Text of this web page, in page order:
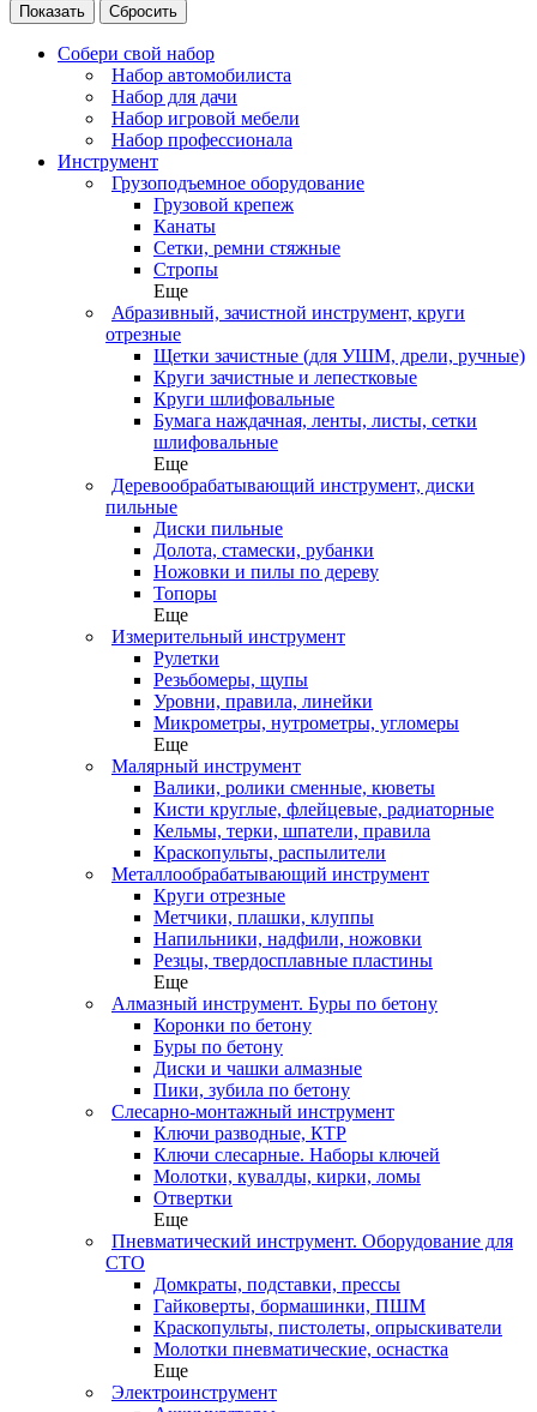
Сбросить
Собери свой набор
Набор автомобилиста
Набор для дачи
Набор игровой мебели
Набор профессионала
Инструмент
Грузоподъемное оборудование
Грузовой крепеж
Канаты
Сетки, ремни стяжные
Стропы
Еще
Абразивный, зачистной инструмент, круги
отрезные
Щетки зачистные (для УШМ, дрели, ручные)
Круги зачистные и лепестковые
Круги шлифовальные
Бумага наждачная, ленты, листы, сетки
шлифовальные
Еще
Деревообрабатывающий инструмент, диски
пильные
Диски пильные
Долота, стамески, рубанки
Ножовки и пилы по дереву
Топоры
Еще
Измерительный инструмент
Рулетки
Резьбомеры, щупы
Уровни, правила, линейки
Микрометры, нутрометры, угломеры
Еще
Малярный инструмент
Валики, ролики сменные, кюветы
Кисти круглые, флейцевые, радиаторные
Кельмы, терки, шпатели, правила
Краскопульты, распылители
Металлообрабатывающий инструмент
Круги отрезные
Метчики, плашки, клуппы
Напильники, надфили, ножовки
Резцы, твердосплавные пластины
Еще
Алмазный инструмент. Буры по бетону
Коронки по бетону
Буры по бетону
Диски и чашки алмазные
Пики, зубила по бетону
Слесарно-монтажный инструмент
Ключи разводные, КТР
Ключи слесарные. Наборы ключей
Молотки, кувалды, кирки, ломы
Отвертки
Еще
Пневматический инструмент. Оборудование для
СТО
Домкраты, подставки, прессы
Гайковерты, бормашинки, ПШМ
Краскопульты, пистолеты, опрыскиватели
Молотки пневматические, оснастка
Еще
Электроинструмент